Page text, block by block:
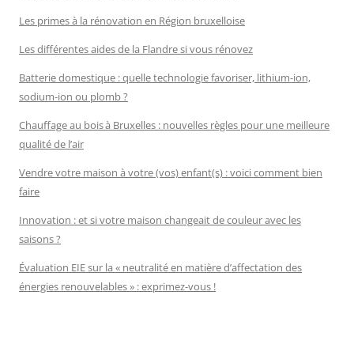
Les primes à la rénovation en Région bruxelloise
Les différentes aides de la Flandre si vous rénovez
Batterie domestique : quelle technologie favoriser, lithium-ion,
sodium-ion ou plomb ?
Chauffage au bois à Bruxelles : nouvelles règles pour une meilleure
qualité de l’air
Vendre votre maison à votre (vos) enfant(s) : voici comment bien
faire
Innovation : et si votre maison changeait de couleur avec les
saisons ?
Évaluation EIE sur la « neutralité en matière d’affectation des
énergies renouvelables » : exprimez-vous !